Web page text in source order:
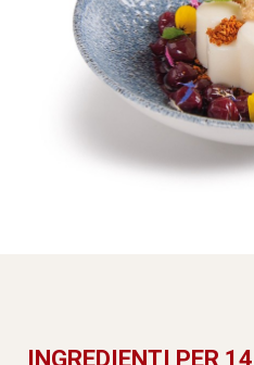
INGREDIENTI PER